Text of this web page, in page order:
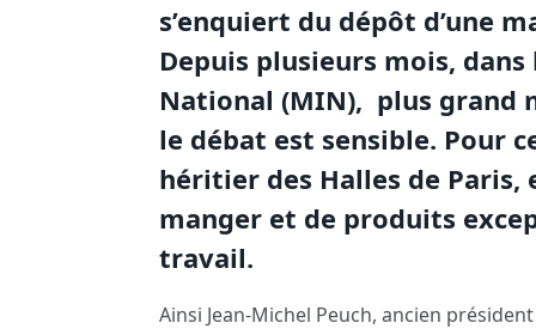
s’enquiert du dépôt d’une
Depuis plusieurs mois,
National (MIN), plus grand
le débat est sensible. Pour
héritier des Halles de
manger et de produits
travail.
Ainsi Jean-Michel Peuch, ancien